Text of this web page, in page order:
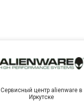
Сервисный центр alienware в
Иркутске